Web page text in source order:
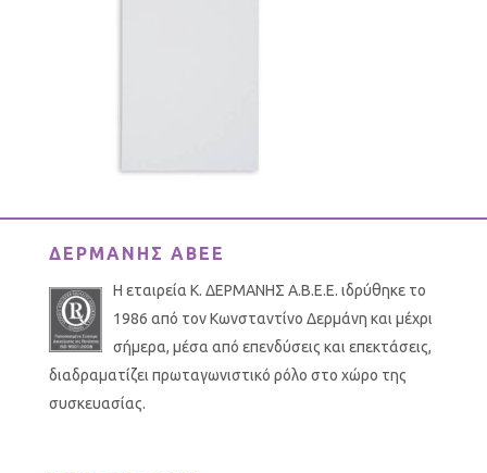
ΔΕΡΜΑΝΗΣ ΑΒΕΕ
Η εταιρεία Κ. ΔΕΡΜΑΝΗΣ Α.Β.Ε.Ε. ιδρύθηκε το
1986 από τον Κωνσταντίνο Δερμάνη και μέχρι
σήμερα, μέσα από επενδύσεις και επεκτάσεις,
διαδραματίζει πρωταγωνιστικό ρόλο στο χώρο της
συσκευασίας.